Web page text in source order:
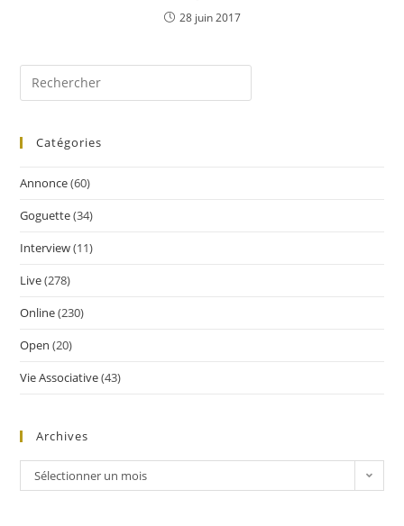
28 juin 2017
Catégories
Annonce(60)
Goguette(34)
Interview(11)
Live(278)
Online(230)
Open (20)
Vie Associative(43)
Archives
Sélectionner un mois